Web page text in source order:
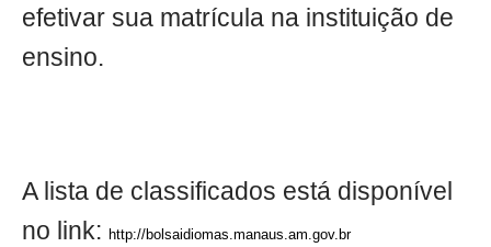
efetivar sua matrícula na instituição de
ensino.
A lista de classificados está disponível
no link: http://bolsaidiomas.manaus.am.gov.br